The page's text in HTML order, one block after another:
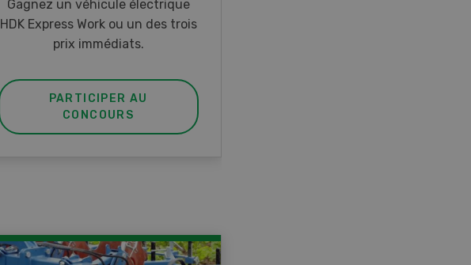
Gagnez un véhicule électrique
HDK Express Work ou un des trois
prix immédiats.
PARTICIPER AU
CONCOURS